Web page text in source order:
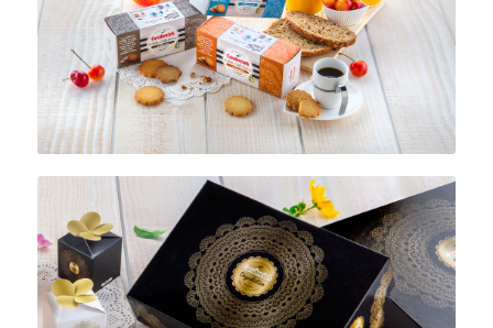
Petits Sablés Bretons
Coffrets cadeaux